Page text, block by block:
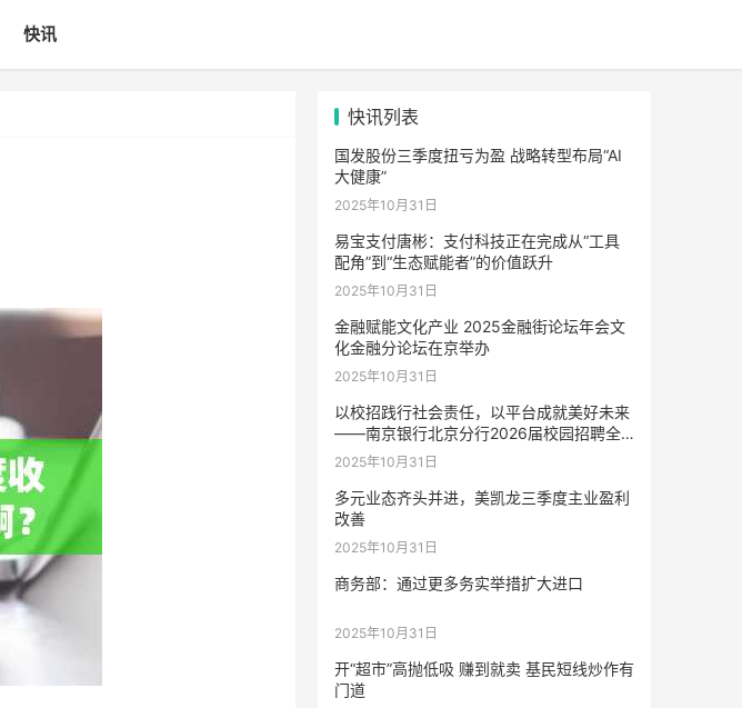
快讯
快讯列表
国发股份三季度扭亏为盈 战略转型布局“AI
大健康”
2025年10月31日
易宝支付唐彬：支付科技正在完成从“工具
配角”到“生态赋能者”的价值跃升
2025年10月31日
金融赋能文化产业 2025金融街论坛年会文
化金融分论坛在京举办
2025年10月31日
以校招践行社会责任，以平台成就美好未来
——南京银行北京分行2026届校园招聘全
面启动
2025年10月31日
多元业态齐头并进，美凯龙三季度主业盈利
改善
2025年10月31日
商务部：通过更多务实举措扩大进口
2025年10月31日
开“超市”高抛低吸 赚到就卖 基民短线炒作有
门道